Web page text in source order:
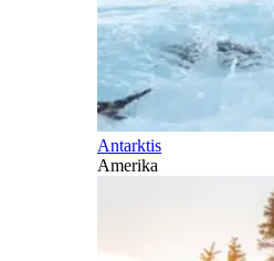
Antarktis
Amerika